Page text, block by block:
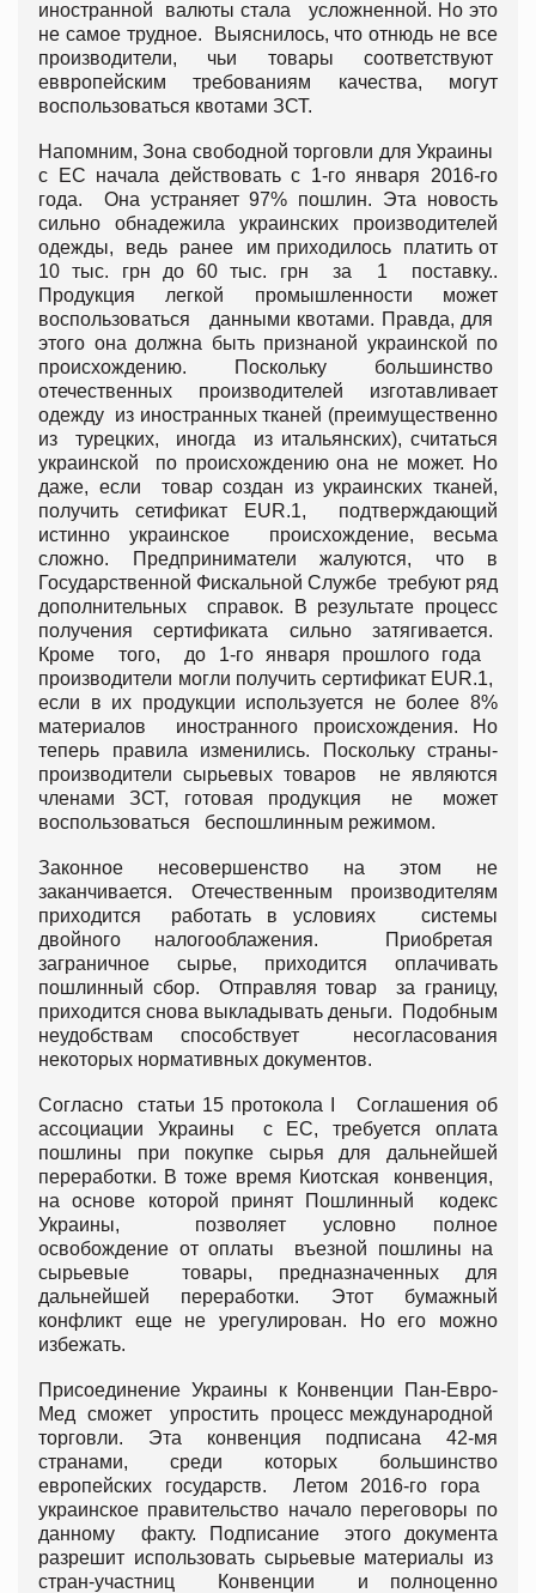
иностранной валюты стала усложненной. Но это
не самое трудное. Выяснилось, что отнюдь не все
производители, чьи товары соответствуют
еввропейским требованиям качества, могут
воспользоваться квотами ЗСТ.
Напомним, Зона свободной торговли для Украины
с ЕС начала действовать с 1-го января 2016-го
года. Она устраняет 97% пошлин. Эта новость
сильно обнадежила украинских производителей
одежды, ведь ранее им приходилось платить от
10 тыс. грн до 60 тыс. грн за 1 поставку..
Продукция легкой промышленности может
воспользоваться данными квотами. Правда, для
этого она должна быть признаной украинской по
происхождению. Поскольку большинство
отечественных производителей изготавливает
одежду из иностранных тканей (преимущественно
из турецких, иногда из итальянских), считаться
украинской по происхождению она не может. Но
даже, если товар создан из украинских тканей,
получить сетификат EUR.1, подтверждающий
истинно украинское происхождение, весьма
сложно. Предприниматели жалуются, что в
Государственной Фискальной Службе требуют ряд
дополнительных справок. В результате процесс
получения сертификата сильно затягивается.
Кроме того, до 1-го января прошлого года
производители могли получить сертификат EUR.1,
если в их продукции используется не более 8%
материалов иностранного происхождения. Но
теперь правила изменились. Поскольку страны-
производители сырьевых товаров не являются
членами ЗСТ, готовая продукция не может
воспользоваться беспошлинным режимом.
Законное несовершенство на этом не
заканчивается. Отечественным производителям
приходится работать в условиях системы
двойного налогооблажения. Приобретая
заграничное сырье, приходится оплачивать
пошлинный сбор. Отправляя товар за границу,
приходится снова выкладывать деньги. Подобным
неудобствам способствует несогласования
некоторых нормативных документов.
Согласно статьи 15 протокола I Соглашения об
ассоциации Украины с ЕС, требуется оплата
пошлины при покупке сырья для дальнейшей
переработки. В тоже время Киотская конвенция,
на основе которой принят Пошлинный кодекс
Украины, позволяет условно полное
освобождение от оплаты въезной пошлины на
сырьевые товары, предназначенных для
дальнейшей переработки. Этот бумажный
конфликт еще не урегулирован. Но его можно
избежать.
Присоединение Украины к Конвенции Пан-Евро-
Мед сможет упростить процесс международной
торговли. Эта конвенция подписана 42-мя
странами, среди которых большинство
европейских государств. Летом 2016-го гора
украинское правительство начало переговоры по
данному факту. Подписание этого документа
разрешит использовать сырьевые материалы из
стран-участниц Конвенции и полноценно